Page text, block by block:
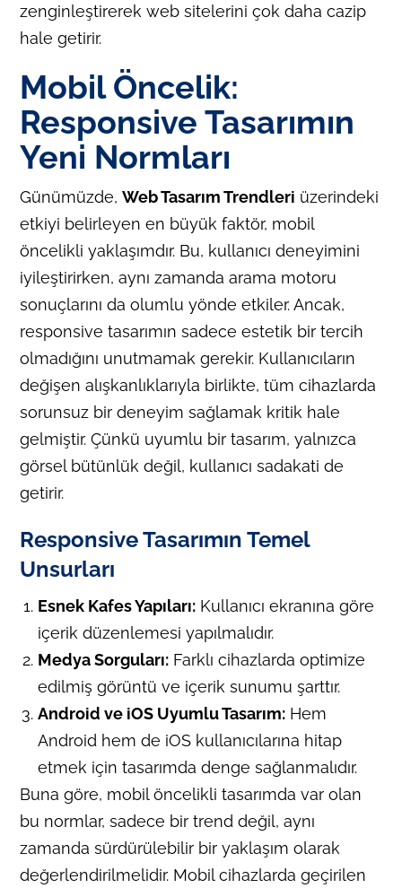
zenginleştirerek web sitelerini çok daha cazip
hale getirir.
Mobil Öncelik:
Responsive Tasarımın
Yeni Normları
Günümüzde,Web Tasarım Trendleri üzerindeki
etkiyi belirleyen en büyük faktör, mobil
öncelikli yaklaşımdır. Bu, kullanıcı deneyimini
iyileştirirken, aynı zamanda arama motoru
sonuçlarını da olumlu yönde etkiler. Ancak,
responsive tasarımın sadece estetik bir tercih
olmadığını unutmamak gerekir. Kullanıcıların
değişen alışkanlıklarıyla birlikte, tüm cihazlarda
sorunsuz bir deneyim sağlamak kritik hale
gelmiştir. Çünkü uyumlu bir tasarım, yalnızca
görsel bütünlük değil, kullanıcı sadakati de
getirir.
Responsive Tasarımın Temel
Unsurları
Esnek Kafes Yapıları: Kullanıcı ekranına göre
içerik düzenlemesi yapılmalıdır.
Medya Sorguları: Farklı cihazlarda optimize
edilmiş görüntü ve içerik sunumu şarttır.
Android ve iOS Uyumlu Tasarım: Hem
Android hem de iOS kullanıcılarına hitap
etmek için tasarımda denge sağlanmalıdır.
Buna göre, mobil öncelikli tasarımda var olan
bu normlar, sadece bir trend değil, aynı
zamanda sürdürülebilir bir yaklaşım olarak
değerlendirilmelidir. Mobil cihazlarda geçirilen